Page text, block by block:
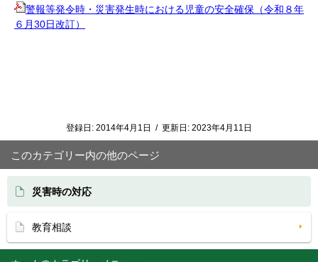
警報等発令時・災害発生時における児童の安全確保（令和８年
６月30日改訂）
登録日: 2014年4月1日 / 更新日: 2023年4月11日
このカテゴリー内の他のページ
災害時の対応
教育相談